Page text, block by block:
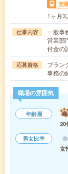
交
1ヶ月3
仕事内容
一般事
営業部
付金の
応募資格
ブラン
事務の
職場の雰囲気
年齢層
20
男女比率
女